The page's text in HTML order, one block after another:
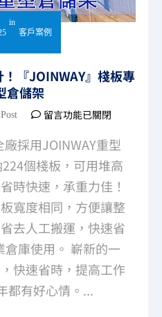
in
客戶案例
『JOINWAY』棧板專
倉儲架
留言功能已關閉
採用JOINWAY重型
個棧板，可用堆高
時快速，承重力佳！
寬度相同，方便讓整
去人工搬運，快速省
庫使用。 嶄新的一
快速省時，提高工作
都有好心情。...